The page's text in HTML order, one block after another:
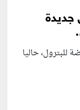
7 مناطق جديدة
للبترول، حاليا